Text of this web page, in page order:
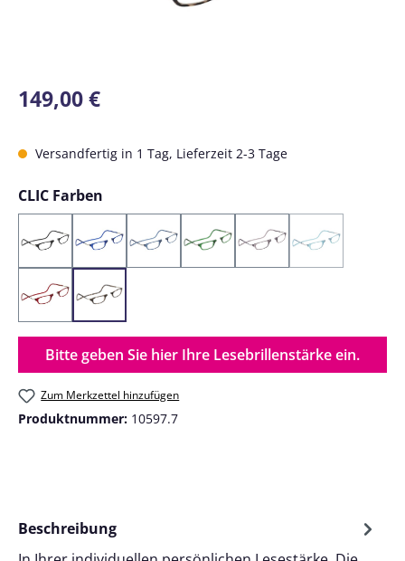
Regulärer Preis:
149,00 €
Versandfertig in 1 Tag, Lieferzeit 2-3 Tage
CLIC Farben
Black Blue Denim Green Grey Marine
(Diese Option ist
Red Tortoise
Bitte geben Sie hier Ihre Lesebrillenstärke ein.
Zum Merkzettel hinzufügen
Produktnummer: 10597.7
Beschreibung